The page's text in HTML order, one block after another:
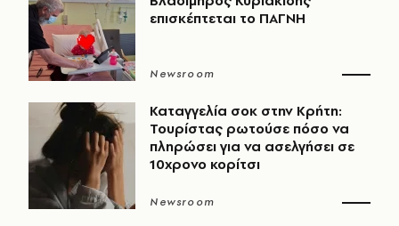
επισκέπτεται το ΠΑΓΝΗ
Newsroom
Καταγγελία σοκ στην Κρήτη:
Τουρίστας ρωτούσε πόσο να
πληρώσει για να ασελγήσει σε
10χρονο κορίτσι
Newsroom